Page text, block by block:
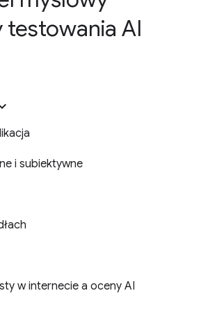
AI
i subiektywne
w internecie a oceny AI